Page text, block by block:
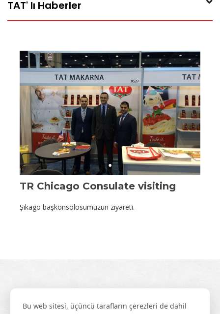
TAT' lı Haberler
TR Chicago Consulate visiting
Şikago başkonsolosumuzun ziyareti.
Bu web sitesi, üçüncü tarafların çerezleri de dahil